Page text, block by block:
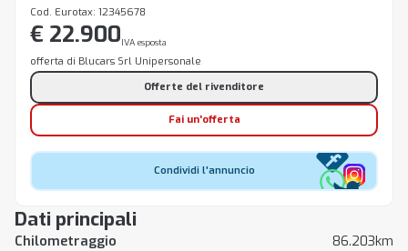
Dati principali
Chilometraggio
86.203km
Cod. Eurotax: 12345678
€ 22.900IVA esposta
offerta di Blucars Srl Unipersonale
Offerte del rivenditore
Fai un'offerta
Condividi l'annuncio